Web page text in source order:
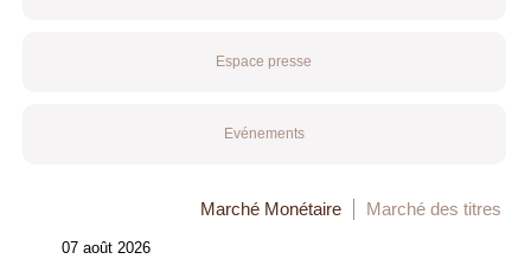
Espace presse
Evénements
Marché Monétaire Marché des titres
07 août 2026